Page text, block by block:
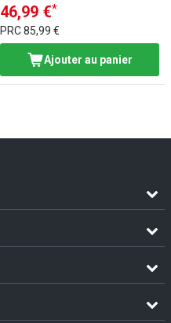
46,99 €*
PRC85,99 €
Ajouter au panier